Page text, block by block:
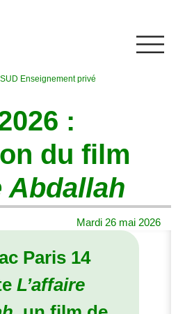
:
du film
Abdallah
Mardi 26 mai 2026
Paris 14
L’affaire